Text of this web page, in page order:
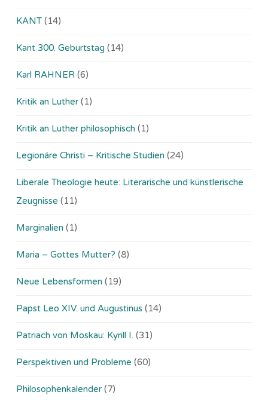
KANT (14)
Kant 300. Geburtstag (14)
Karl RAHNER (6)
Kritik an Luther (1)
Kritik an Luther philosophisch (1)
Legionäre Christi – Kritische Studien (24)
Liberale Theologie heute: Literarische und künstlerische
Zeugnisse (11)
Marginalien (1)
Maria – Gottes Mutter? (8)
Neue Lebensformen (19)
Papst Leo XIV. und Augustinus (14)
Patriach von Moskau: Kyrill I. (31)
Perspektiven und Probleme (60)
Philosophenkalender (7)